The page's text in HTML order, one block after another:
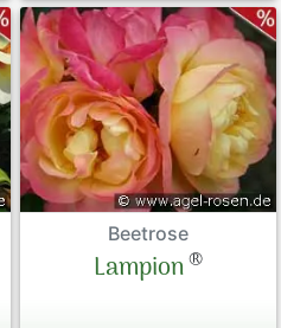
Beetrose
Lampion®